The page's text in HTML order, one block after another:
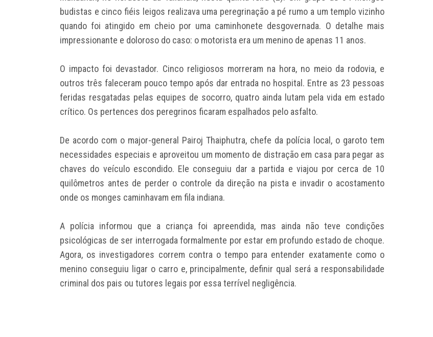
budistas e cinco fiéis leigos realizava uma peregrinação a pé rumo a um templo vizinho
quando foi atingido em cheio por uma caminhonete desgovernada. O detalhe mais
impressionante e doloroso do caso: o motorista era um menino de apenas 11 anos.
O impacto foi devastador. Cinco religiosos morreram na hora, no meio da rodovia, e
outros três faleceram pouco tempo após dar entrada no hospital. Entre as 23 pessoas
feridas resgatadas pelas equipes de socorro, quatro ainda lutam pela vida em estado
crítico. Os pertences dos peregrinos ficaram espalhados pelo asfalto.
De acordo com o major-general Pairoj Thaiphutra, chefe da polícia local, o garoto tem
necessidades especiais e aproveitou um momento de distração em casa para pegar as
chaves do veículo escondido. Ele conseguiu dar a partida e viajou por cerca de 10
quilômetros antes de perder o controle da direção na pista e invadir o acostamento
onde os monges caminhavam em fila indiana.
A polícia informou que a criança foi apreendida, mas ainda não teve condições
psicológicas de ser interrogada formalmente por estar em profundo estado de choque.
Agora, os investigadores correm contra o tempo para entender exatamente como o
menino conseguiu ligar o carro e, principalmente, definir qual será a responsabilidade
criminal dos pais ou tutores legais por essa terrível negligência.